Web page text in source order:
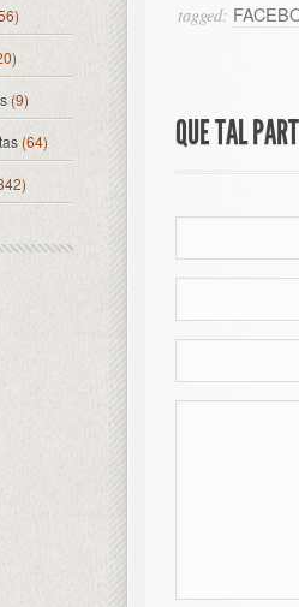
tagged:
QUE TAL
(9)
(64)